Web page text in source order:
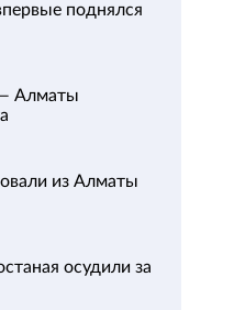
поднялся
Алматы
из Алматы
осудили за